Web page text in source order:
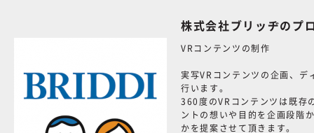
株式会社ブリッヂのプ
VRコンテンツの制作
実写VRコンテンツの企画、デ
行います。
360度のVRコンテンツは既存
ントの想いや目的を企画段階
かを提案させて頂きます。